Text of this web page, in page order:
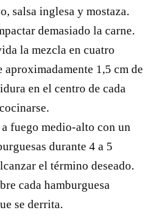
salsa inglesa y mostaza.
demasiado la carne.
la mezcla en cuatro
1,5 cm de
en el centro de cada
fuego medio-alto con un
durante 4 a 5
el término deseado.
cada hamburguesa
se derrita.